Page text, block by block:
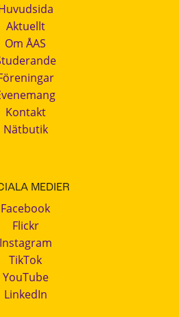
Aktuellt
Om ÅAS
Kontakt
Nätbutik
MEDIER
Facebook
Flickr
Instagram
TikTok
YouTube
LinkedIn